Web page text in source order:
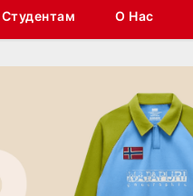
Студентам О Нас